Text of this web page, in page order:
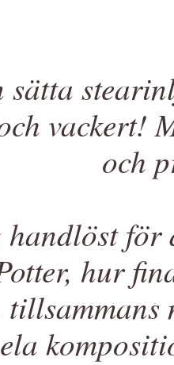
sätta
vackert!
och
för
hur